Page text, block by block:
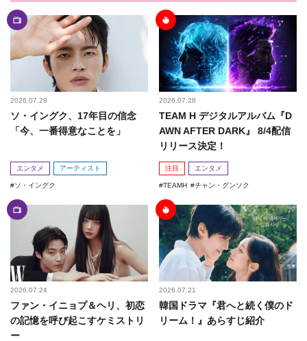
2026.07.28
ソ・イングク、17年目の信念
「今、一番得意なことを」
エンタメ アーティスト
ソ・イングク
2026.07.28
TEAM H デジタルアルバム『D
AWN AFTER DARK』 8/4配信
リリース決定！
注目 エンタメ
TEAMH チャン・グンソク
2026.07.24
ファン・イニョプ＆ヘリ、初恋
の記憶を呼び起こすケミストリ
ー
2026.07.21
韓国ドラマ『君へと続く僕のド
リーム！』あらすじ紹介